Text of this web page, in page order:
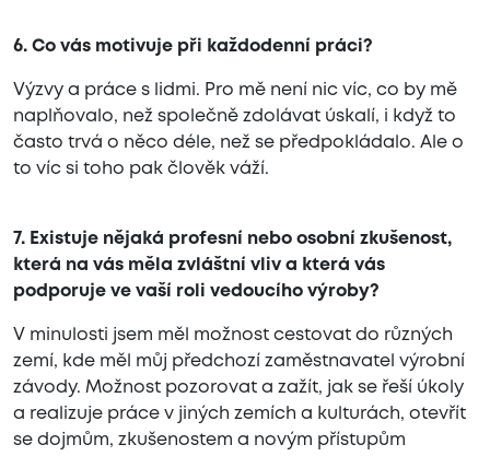
6. Co vás motivuje při každodenní práci?
Výzvy a práce s lidmi. Pro mě není nic víc, co by mě
naplňovalo, než společně zdolávat úskalí, i když to
často trvá o něco déle, než se předpokládalo. Ale o
to víc si toho pak člověk váží.
7. Existuje nějaká profesní nebo osobní zkušenost,
která na vás měla zvláštní vliv a která vás
podporuje ve vaší roli vedoucího výroby?
V minulosti jsem měl možnost cestovat do různých
zemí, kde měl můj předchozí zaměstnavatel výrobní
závody. Možnost pozorovat a zažít, jak se řeší úkoly
a realizuje práce v jiných zemích a kulturách, otevřít
se dojmům, zkušenostem a novým přístupům